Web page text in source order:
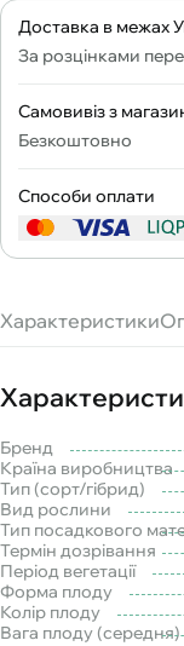
Доставка в межах
За розцінками
Самовивіз з
Безкоштовно
Способи оплати
Характеристики
Бренд
Країна виробництва
Тип (сорт/гібрид)
Вид рослини
Тип посадкового
Термін дозрівання
Період вегетації
Форма плоду
Колір плоду
Вага плоду (середня)